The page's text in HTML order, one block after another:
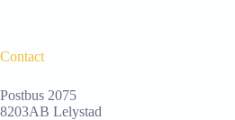
Contact
Postbus 2075
8203AB Lelystad